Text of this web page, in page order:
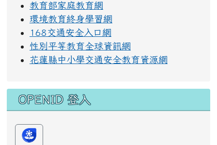
教育部家庭教育網
環境教育終身學習網
168交通安全入口網
性別平等教育全球資訊網
花蓮縣中小學交通安全教育資源網
OPENID 登入